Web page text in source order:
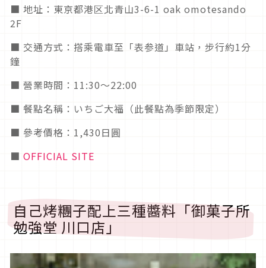
■ 地址：東京都港区北青山3-6-1 oak omotesando
2F
■ 交通方式：搭乘電車至「表参道」車站，步行約1分
鐘
■ 營業時間：11:30～22:00
■ 餐點名稱：いちご大福（此餐點為季節限定）
■ 參考價格：1,430日圓
■ OFFICIAL SITE
自己烤糰子配上三種醬料「御菓子所
勉強堂 川口店」